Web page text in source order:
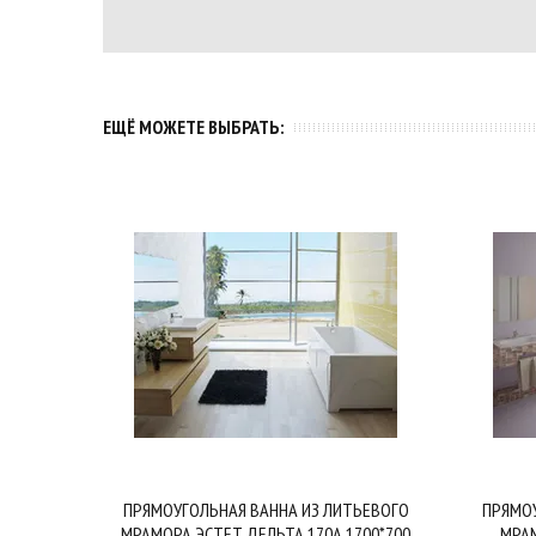
ЕЩЁ МОЖЕТЕ ВЫБРАТЬ:
В корзину
Купить в один клик
ПРЯМОУГОЛЬНАЯ ВАННА ИЗ ЛИТЬЕВОГО